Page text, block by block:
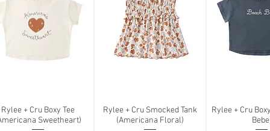
제품보기
Rylee + Cru Boxy Tee
Sweetheart)
제품보기
Rylee + Cru Smocked Tank
(Americana Floral)
제품
Rylee + Cru